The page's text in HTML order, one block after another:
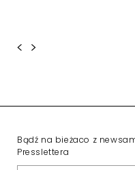
< >
Bądź na bieżaco z
Presslettera